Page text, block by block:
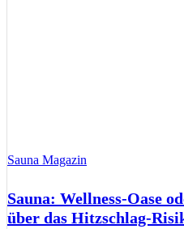
Sauna Magazin
Sauna: Wellness-Oase
über das Hitzschlag-